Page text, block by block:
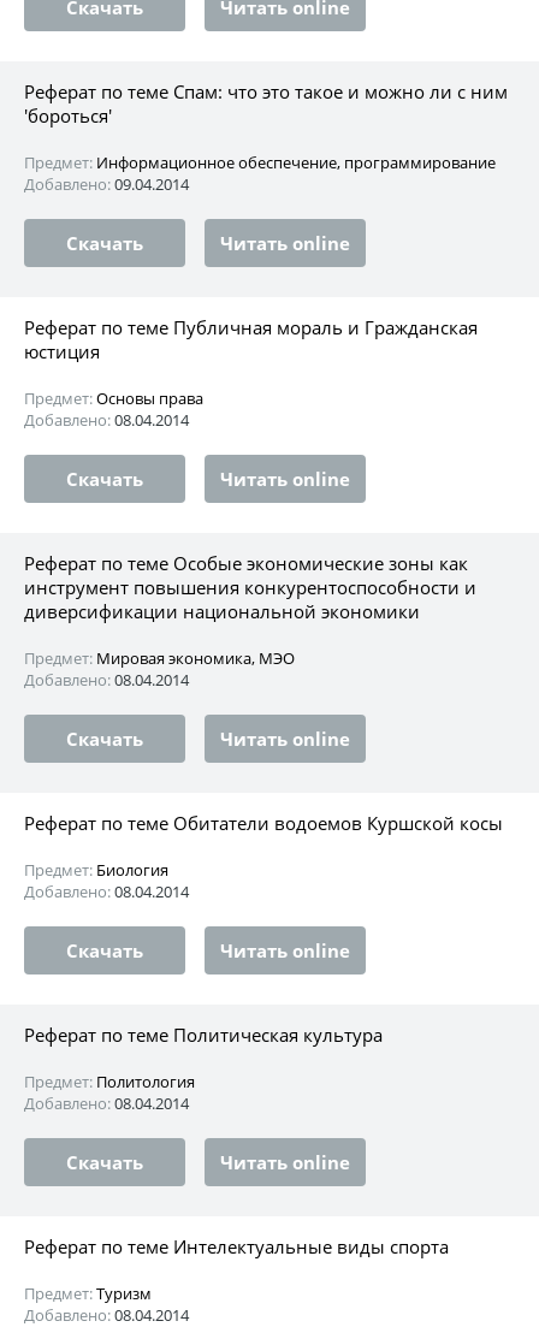
Скачать Читать online
Реферат по теме Спам: что это такое и можно ли с ним
'бороться'
Предмет: Информационное обеспечение, программирование
Добавлено:09.04.2014
Скачать Читать online
Реферат по теме Публичная мораль и Гражданская
юстиция
Предмет:Основы права
Добавлено:08.04.2014
Скачать Читать online
Реферат по теме Особые экономические зоны как
инструмент повышения конкурентоспособности и
диверсификации национальной экономики
Предмет: Мировая экономика, МЭО
Добавлено:08.04.2014
Скачать Читать online
Реферат по теме Обитатели водоемов Куршской косы
Предмет: Биология
Добавлено:08.04.2014
Скачать Читать online
Реферат по теме Политическая культура
Предмет: Политология
Добавлено:08.04.2014
Скачать Читать online
Реферат по теме Интелектуальные виды спорта
Предмет:Туризм
Добавлено:08.04.2014